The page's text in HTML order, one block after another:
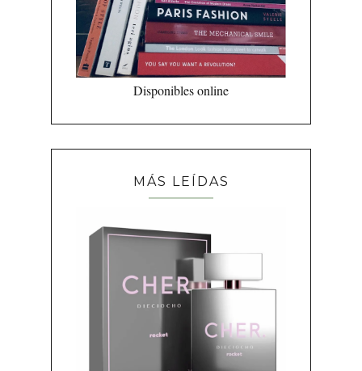
Disponibles online
MÁS LEÍDAS